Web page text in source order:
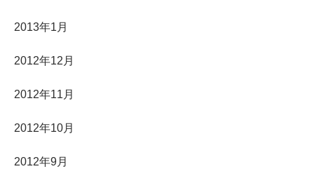
2013年1月
2012年12月
2012年11月
2012年10月
2012年9月